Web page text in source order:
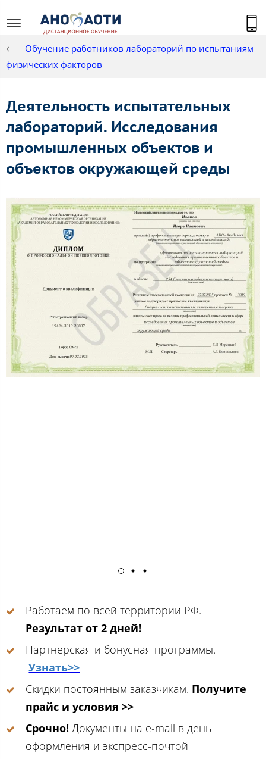
Обучение работников лабораторий по испытаниям
физических факторов
Деятельность испытательных
лабораторий. Исследования
промышленных объектов и
объектов окружающей среды
Работаем по всей территории РФ.
Результат от 2 дней!
Партнерская и бонусная программы.
Узнать>>
Скидки постоянным заказчикам. Получите
прайс и условия >>
Срочно! Документы на e-mail в день
оформления и экспресс-почтой